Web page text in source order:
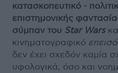
κατασκοπευτικό -
επιστημονικής
σύμπαν του Star Wars
κινηματογραφικό
δεν έχει σχεδόν καμία
υφολογικά, όσο και